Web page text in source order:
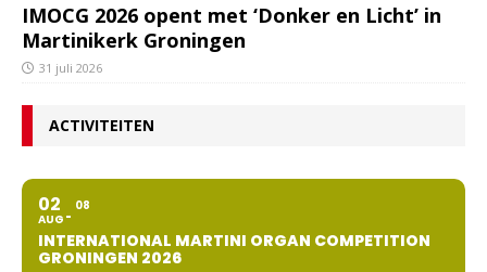
IMOCG 2026 opent met ‘Donker en Licht’ in
Martinikerk Groningen
31 juli 2026
ACTIVITEITEN
02
AUG
08
INTERNATIONAL MARTINI ORGAN COMPETITION
GRONINGEN 2026